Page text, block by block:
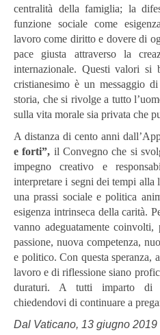
centralità della famiglia; la
funzione sociale come
lavoro come diritto e dovere di
pace giusta attraverso la
internazionale. Questi valori si
cristianesimo è un messaggio
storia, che si rivolge a tutto
sulla vita morale sia privata che
A distanza di cento anni
e forti”, il Convegno che si
impegno creativo e
interpretare i segni dei tempi alla
una prassi sociale e politica
esigenza intrinseca della carità.
vanno adeguatamente coinvolti,
passione, nuova competenza,
e politico. Con questa speranza,
lavoro e di riflessione siano
duraturi. A tutti imparto di
chiedendovi di continuare a
Dal Vaticano, 13 giugno 2019